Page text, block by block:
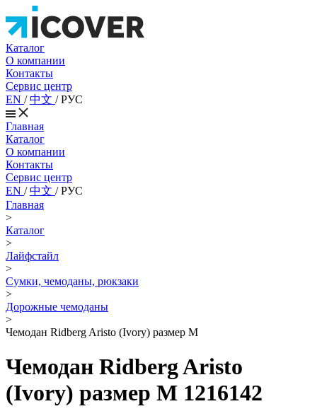
Каталог
О компании
Контакты
Сервис центр
EN /中文 /РУС
Главная
Каталог
О компании
Контакты
Сервис центр
EN /中文 /РУС
Главная
>
Каталог
>
Лайфстайл
>
Сумки, чемоданы, рюкзаки
>
Дорожные чемоданы
>
Чемодан Ridberg Aristo (Ivory) размер M
Чемодан Ridberg Aristo
(Ivory) размер M 1216142